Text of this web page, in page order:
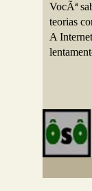
VocÃª
teorias
A